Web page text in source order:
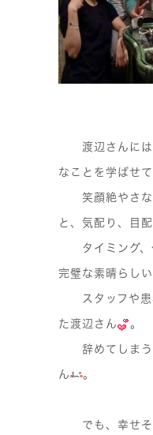
渡辺さんには
なことを学ばせ
笑顔絶やさな
と、気配り、目
タイミング、
完璧な素晴らしい
スタッフや患
た渡辺さん 。
辞めてしまう
ん 。
でも、幸せそ